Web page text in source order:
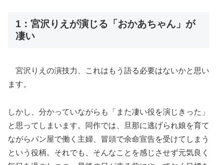
1：宮沢りえが演じる「おかあちゃん」が
凄い
宮沢りえの演技力、これはもう語る必要はないかと思い
ます。
しかし、分かっていながらも「また凄い役を演じきった」
と思ってしまいます。同作では、旦那に逃げられ娘を育て
ながらパン屋で働く主婦、冒頭で余命宣告を受けてしまう
という役柄。それでも、そんなことを感じさせず元気良く